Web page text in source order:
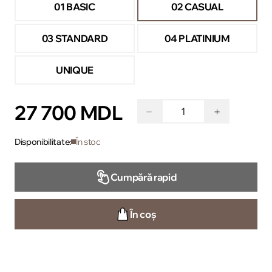
01 BASIC
02 CASUAL
03 STANDARD 04 PLATINIUM
UNIQUE
27 700 MDL − +
Disponibilitate: În stoc
Cumpără rapid
În coș